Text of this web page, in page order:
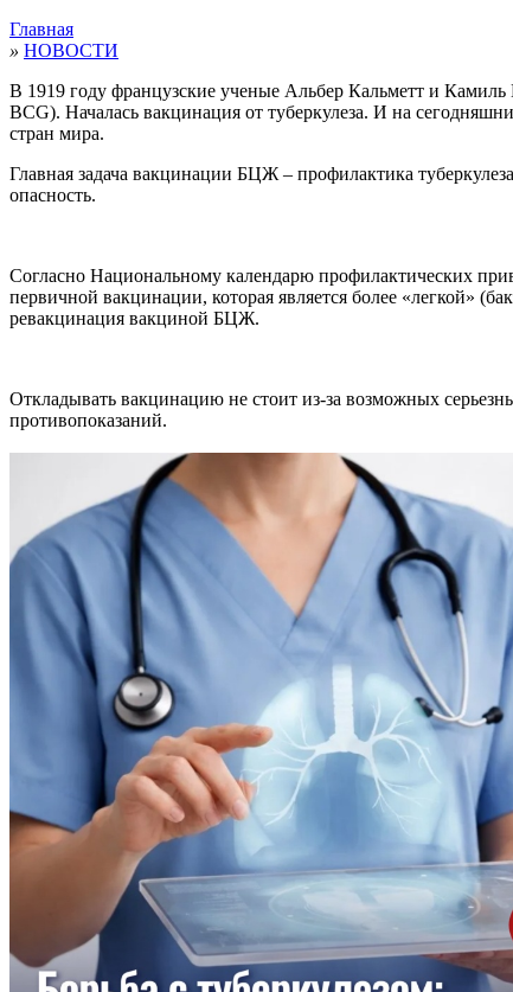
Главная
» НОВОСТИ
В 1919 году французские ученые Альбер Кальметт и
BCG). Началась вакцинация от туберкулеза. И на
стран мира.
Главная задача вакцинации БЦЖ – профилактика
опасность.
Согласно Национальному календарю профилактических
первичной вакцинации, которая является более «легкой»
ревакцинация вакциной БЦЖ.
Откладывать вакцинацию не стоит из-за возможных
противопоказаний.